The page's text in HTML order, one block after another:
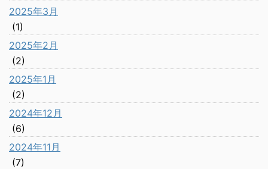
2025年3月
(1)
2025年2月
(2)
2025年1月
(2)
2024年12月
(6)
2024年11月
(7)